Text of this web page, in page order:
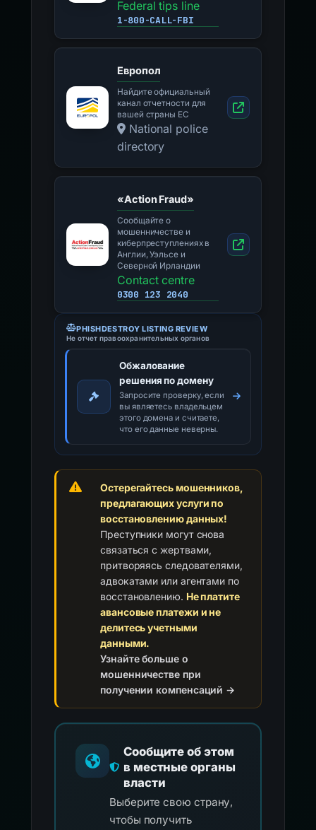
Federal tips line
1-800-CALL-FBI
Европол
Найдите официальный
канал отчетности для
вашей страны ЕС
National police
directory
«Action Fraud»
Сообщайте о
мошенничестве и
киберпреступлениях в
Англии, Уэльсе и
Северной Ирландии
Contact centre
0300 123 2040
PHISHDESTROY LISTING REVIEW
Не отчет правоохранительных органов
Обжалование
решения по домену
Запросите проверку, если
вы являетесь владельцем
этого домена и считаете,
что его данные неверны.
Остерегайтесь мошенников,
предлагающих услуги по
восстановлению данных!
Преступники могут снова
связаться с жертвами,
притворяясь следователями,
адвокатами или агентами по
восстановлению. Не платите
авансовые платежи и не
делитесь учетными
данными.
Узнайте больше о
мошенничестве при
получении компенсаций →
Сообщите об этом
в местные органы
власти
Выберите свою страну,
чтобы получить